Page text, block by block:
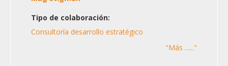
Tipo de colaboración:
Consultoría desarrollo estratégico
"Más ......"